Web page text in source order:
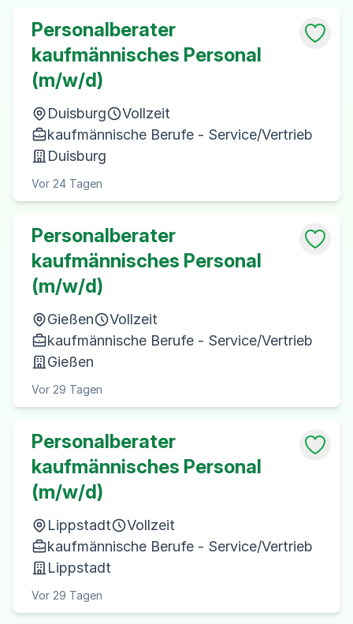
Personalberater
kaufmännisches Personal
(m/w/d)
Duisburg
Vollzeit
kaufmännische Berufe - Service/Vertrieb
Duisburg
Vor 24 Tagen
Personalberater
kaufmännisches Personal
(m/w/d)
Gießen
Vollzeit
kaufmännische Berufe - Service/Vertrieb
Gießen
Vor 29 Tagen
Personalberater
kaufmännisches Personal
(m/w/d)
Lippstadt
Vollzeit
kaufmännische Berufe - Service/Vertrieb
Lippstadt
Vor 29 Tagen